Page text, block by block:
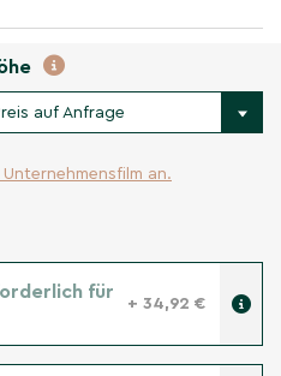
auf Anfrage
an.
für
+ 34,92 €